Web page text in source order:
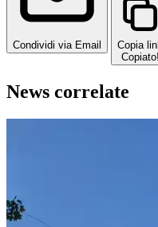
Condividi via Email
Copia
Copiato!
News correlate